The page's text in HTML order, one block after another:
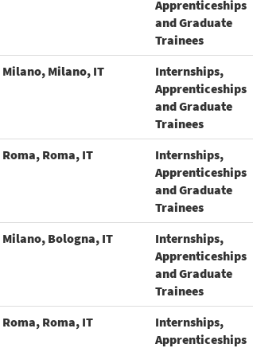
Apprenticeships
and Graduate
Trainees
Milano, Milano, IT
Internships,
Apprenticeships
and Graduate
Trainees
Roma, Roma, IT
Internships,
Apprenticeships
and Graduate
Trainees
Milano, Bologna, IT
Internships,
Apprenticeships
and Graduate
Trainees
Roma, Roma, IT
Internships,
Apprenticeships